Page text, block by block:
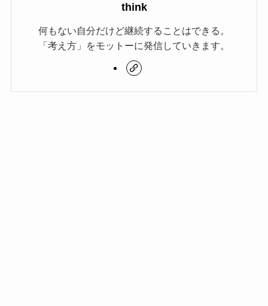
think
何もない自分だけど継続することはできる。
「考え方」をモットーに発信していきます。